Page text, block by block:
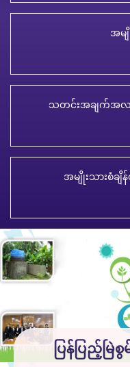
အမ
သတင်းအချက်အ
အမျိုးသားစံခ
ပြန်ပြည့်မ